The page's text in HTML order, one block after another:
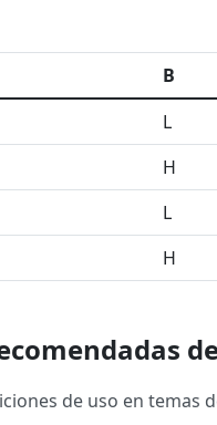
B
L
H
L
H
de uso en temas